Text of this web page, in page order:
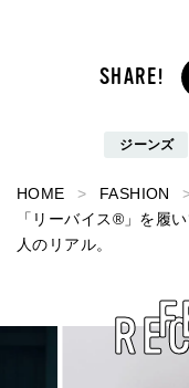
ジーンズ
HOME FASHION
「リーバイス®︎」を履
人のリアル。